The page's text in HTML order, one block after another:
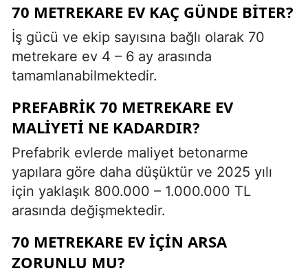
70 METREKARE EV KAÇ GÜNDE BITER?
İş gücü ve ekip sayısına bağlı olarak 70
metrekare ev 4 – 6 ay arasında
tamamlanabilmektedir.
PREFABRIK 70 METREKARE EV
MALIYETI NE KADARDIR?
Prefabrik evlerde maliyet betonarme
yapılara göre daha düşüktür ve 2025 yılı
için yaklaşık 800.000 – 1.000.000 TL
arasında değişmektedir.
70 METREKARE EV İÇIN ARSA
ZORUNLU MU?